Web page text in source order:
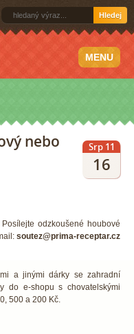
Hledej
MENU
nebo
Srp 11
16
odzkoušené houbové
soutez@prima-receptar.cz
a jinými dárky se zahradní
do e-shopu s chovatelskými
500 a 200 Kč.